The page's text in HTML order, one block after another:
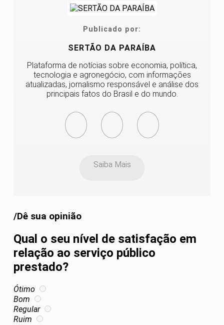
Publicado por:
SERTÃO DA PARAÍBA
Plataforma de notícias sobre economia, política,
tecnologia e agronegócio, com informações
atualizadas, jornalismo responsável e análise dos
principais fatos do Brasil e do mundo.
Saiba Mais
/Dê sua opinião
Qual o seu nível de satisfação em
relação ao serviço público
prestado?
Ótimo
Bom
Regular
Ruim